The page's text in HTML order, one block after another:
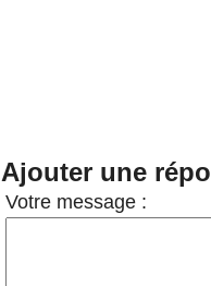
Ajouter une
Votre message :